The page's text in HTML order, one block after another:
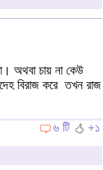
অথবা চায় না কেউ
বিরাজ করে তখন রাজ
৬ টি
+১